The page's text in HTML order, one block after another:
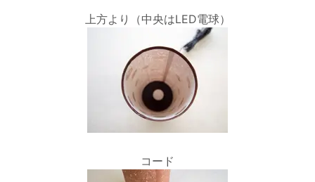
上方より（中央はLED電球）
コード